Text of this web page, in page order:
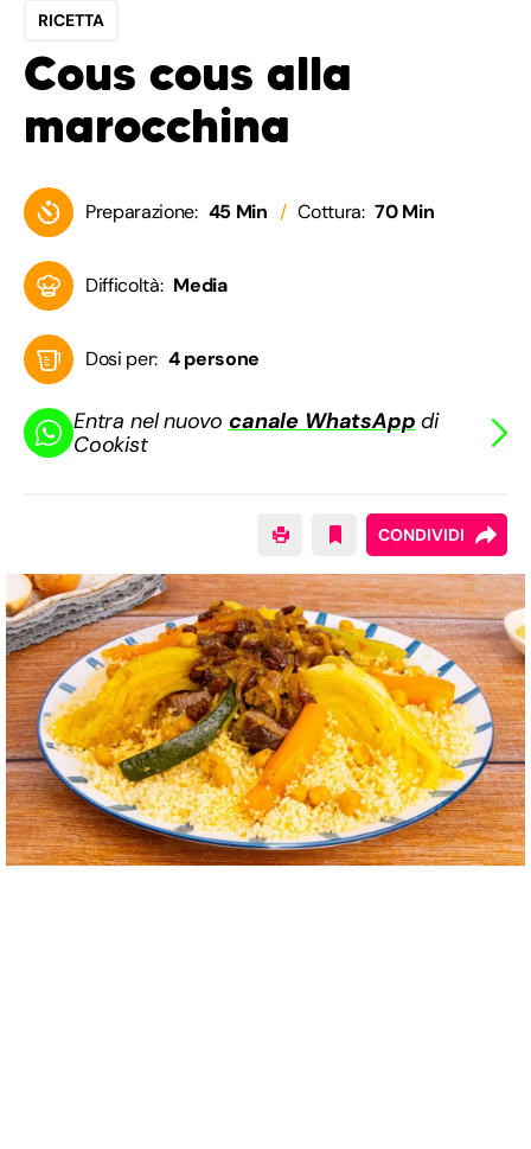
RICETTA
Cous cous alla
marocchina
Preparazione: 45 Min Cottura: 70 Min
Difficoltà: Media
Dosi per: 4 persone
Entra nel nuovocanale WhatsApp di
Cookist
CONDIVIDI